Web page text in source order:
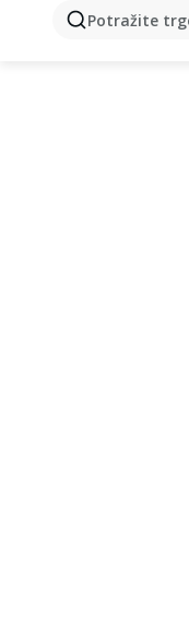
Potražite